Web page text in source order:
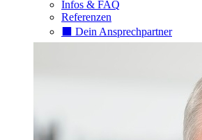
Infos & FAQ
Referenzen
⬛️ Dein Ansprechpartner